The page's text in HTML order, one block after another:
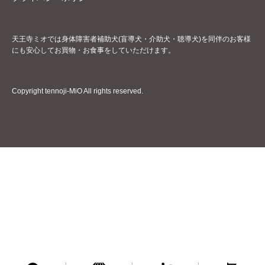
天王寺ミオでは身体障害者補助犬(盲導犬・介助犬・聴導犬)を同伴のお客様
にも安心してお買物・お食事をしていただけます。
Copyright tennoji-MiO All rights reserved.